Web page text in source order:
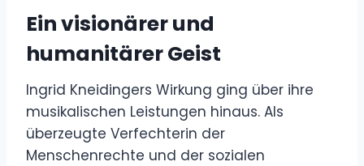
Ein visionärer und
humanitärer Geist
Ingrid Kneidingers Wirkung ging über ihre
musikalischen Leistungen hinaus. Als
überzeugte Verfechterin der
Menschenrechte und der sozialen